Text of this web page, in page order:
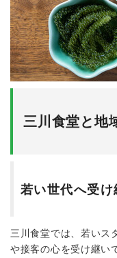
三川食堂と地
若い世代へ受け
三川食堂では、若いス
や接客の心を受け継い